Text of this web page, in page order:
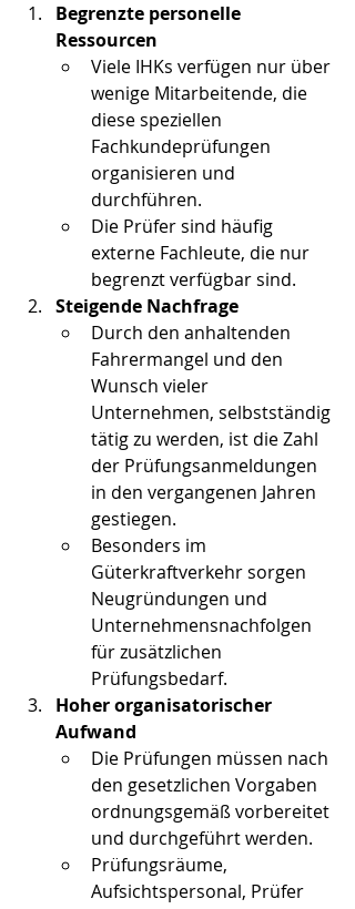
Begrenzte personelle
Ressourcen
Viele IHKs verfügen nur über
wenige Mitarbeitende, die
diese speziellen
Fachkundeprüfungen
organisieren und
durchführen.
Die Prüfer sind häufig
externe Fachleute, die nur
begrenzt verfügbar sind.
Steigende Nachfrage
Durch den anhaltenden
Fahrermangel und den
Wunsch vieler
Unternehmen, selbstständig
tätig zu werden, ist die Zahl
der Prüfungsanmeldungen
in den vergangenen Jahren
gestiegen.
Besonders im
Güterkraftverkehr sorgen
Neugründungen und
Unternehmensnachfolgen
für zusätzlichen
Prüfungsbedarf.
Hoher organisatorischer
Aufwand
Die Prüfungen müssen nach
den gesetzlichen Vorgaben
ordnungsgemäß vorbereitet
und durchgeführt werden.
Prüfungsräume,
Aufsichtspersonal, Prüfer